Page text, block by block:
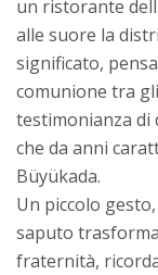
un ristorante
alle suore la
significato,
comunione tra
testimonianza di
che da anni
Büyükada.
Un piccolo
saputo
fraternità,